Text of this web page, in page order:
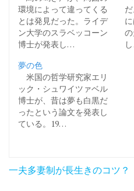
環境によって違ってくる
とは発見だった。ライデ
ン大学のスラベッコーン
博士が発表し…
夢の色
米国の哲学研究家エリ
ック・シュワイツァベル
博士が、昔は夢も白黒だ
ったという論文を発表し
ている。19…
投
一夫多妻制が長生きのコツ？